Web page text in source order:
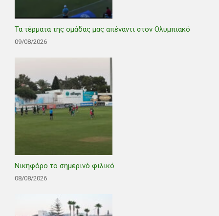
Τα τέρματα της ομάδας μας απέναντι στον Ολυμπιακό
09/08/2026
Νικηφόρο το σημερινό φιλικό
08/08/2026